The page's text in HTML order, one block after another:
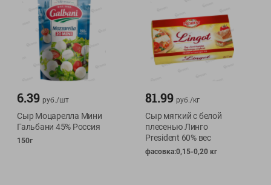
6.39 руб./шт
Сыр Моцарелла Мини
Гальбани 45% Россия
150г
81.99 руб./кг
Сыр мягкий с белой
плесенью Линго
President 60% вес
фасовка:0,15-0,20 кг